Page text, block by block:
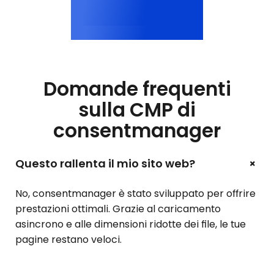
Domande frequenti
sulla CMP di
consentmanager
Questo rallenta il mio sito web? +
No, consentmanager è stato sviluppato per offrire
prestazioni ottimali. Grazie al caricamento
asincrono e alle dimensioni ridotte dei file, le tue
pagine restano veloci.